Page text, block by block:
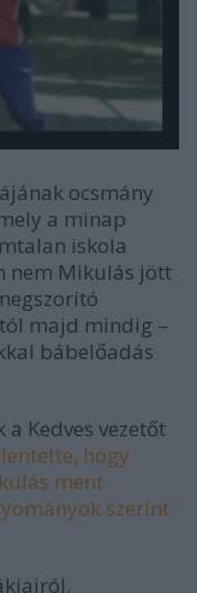
ocsmány
a minap
iskola
nem Mikulás jött
majd mindig –
bábelőadás
Kedves vezetőt
hogy
ment.
szerint